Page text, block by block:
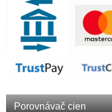
Porovnávač cien